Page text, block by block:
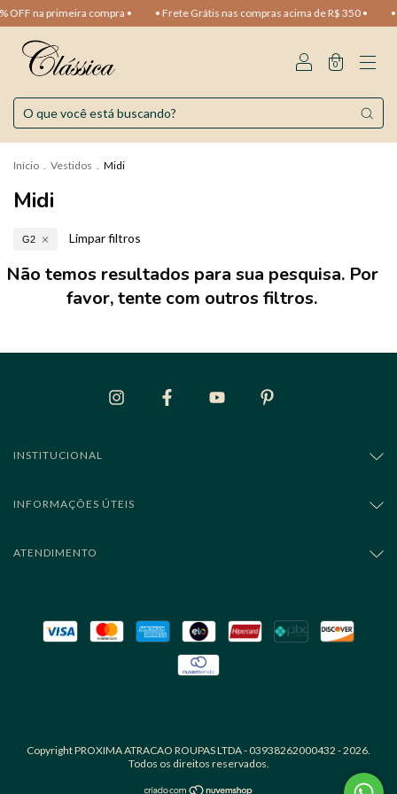
OFF na primeira compra • • Frete Grátis nas compras acima de R$ 350 •
0
Início . Vestidos . Midi
Midi
G2 Limpar filtros
Não temos resultados para sua pesquisa. Por
favor, tente com outros filtros.
INSTITUCIONAL
INFORMAÇÕES ÚTEIS
ATENDIMENTO
Copyright PROXIMA ATRACAO ROUPAS LTDA - 03938262000432 - 2026.
Todos os direitos reservados.